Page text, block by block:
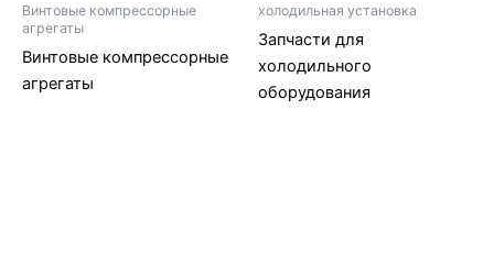
Винтовые компрессорные
агрегаты
Винтовые компрессорные
агрегаты
холодильная установка
Запчасти для
холодильного
оборудования